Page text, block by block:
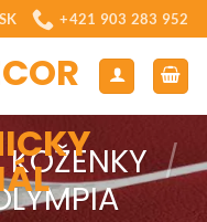
+421 903 283 952
/